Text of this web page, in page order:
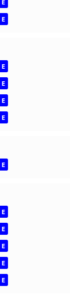
E
E
E
E
E
E
E
E
E
E
E
E